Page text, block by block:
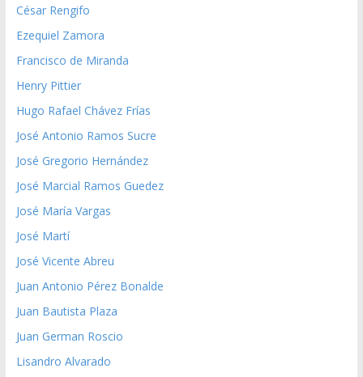
César Rengifo
Ezequiel Zamora
Francisco de Miranda
Henry Pittier
Hugo Rafael Chávez Frías
José Antonio Ramos Sucre
José Gregorio Hernández
José Marcial Ramos Guedez
José María Vargas
José Martí
José Vicente Abreu
Juan Antonio Pérez Bonalde
Juan Bautista Plaza
Juan German Roscio
Lisandro Alvarado